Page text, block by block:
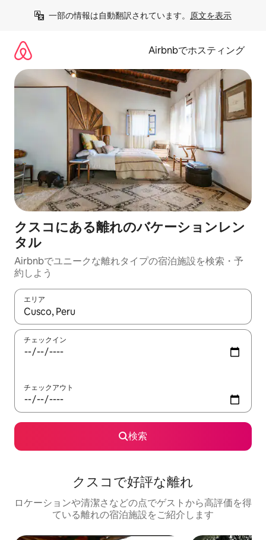
一部の情報は自動翻訳されています。 原文を表示
Airbnbでホスティング
クスコにある離れのバケーションレン
タル
Airbnbでユニークな離れタイプの宿泊施設を検索・予
約しよう
エリア
検索結果が表示されたら、上下の矢印キーを使って移動するか
チェックイン
チェックアウト
検索
クスコで好評な離れ
ロケーションや清潔さなどの点でゲストから高評価を得
ている離れの宿泊施設をご紹介します